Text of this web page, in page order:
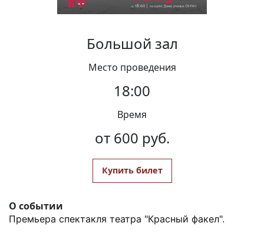
Большой зал
Место проведения
18:00
Время
от 600 руб.
Купить билет
О событии
Премьера спектакля театра "Красный факел".